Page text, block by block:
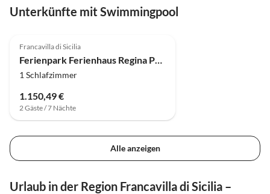
Unterkünfte mit Swimmingpool
Francavilla di Sicilia
Ferienpark Ferienhaus Regina Pacis in Sizilien zwischen
1 Schlafzimmer
1.150,49 €
2 Gäste / 7 Nächte
Alle anzeigen
Urlaub in der Region Francavilla di Sicilia –